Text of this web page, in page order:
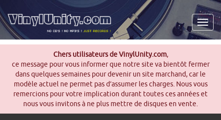
Chers utilisateurs de VinylUnity.com,
ce message pour vous informer que notre site va bientôt fermer
dans quelques semaines pour devenir un site marchand, car le
modèle actuel ne permet pas d’assumer les charges. Nous vous
remercions pour votre implication durant toutes ces années et
nous vous invitons à ne plus mettre de disques en vente.